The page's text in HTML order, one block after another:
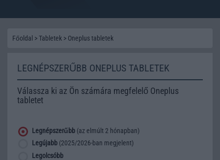
Főoldal >Tabletek > Oneplus tabletek
LEGNÉPSZERŰBB ONEPLUS TABLETEK
Válassza ki az Ön számára megfelelő Oneplus
tabletet
Legnépszerűbb (az elmúlt 2 hónapban)
Legújabb (2025/2026-ban megjelent)
Legolcsóbb